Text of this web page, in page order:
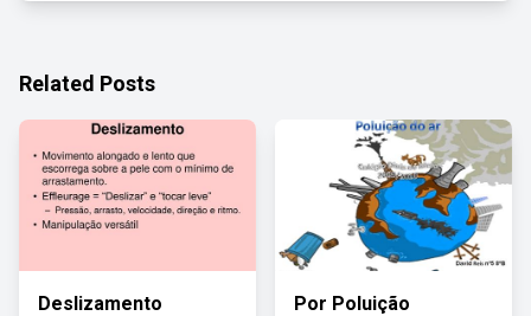
Related Posts
Deslizamento
Por Poluição